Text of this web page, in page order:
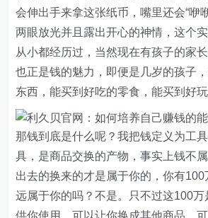
会伸出手来拿这张纸币，嘴里还会“咿
两眼放光并且露出开心的神情，这个
从小都经历过，当然现在有孩子的家
也正是钱的魅力，即便是几岁的孩子
东西，能买到好吃的零食，能买到好玩
那钱到底是什么呢？我把钱定义为工
具，是商品交换的产物，事实上钱不
出去的换来的才是属于你的，你有100
远属于你的吗？不是。只不过这100万
供你使用，可以让你换成其他商品，可